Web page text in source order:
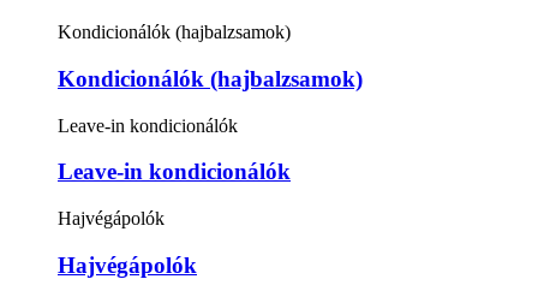
Kondicionálók (hajbalzsamok)
Kondicionálók (hajbalzsamok)
Leave-in kondicionálók
Leave-in kondicionálók
Hajvégápolók
Hajvégápolók